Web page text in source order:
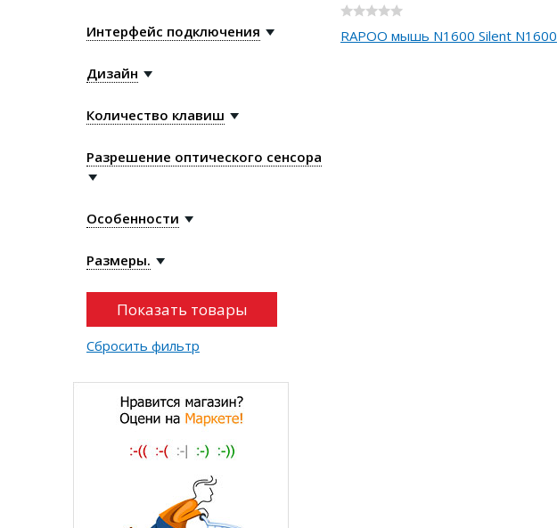
Интерфейс подключения
Дизайн
Количество клавиш
Разрешение оптического сенсора
Особенности
Размеры.
Сбросить фильтр
RAPOO мышь N1600 Silent N1600